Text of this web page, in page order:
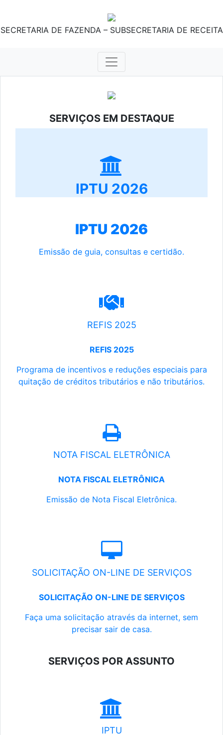
SECRETARIA DE FAZENDA – SUBSECRETARIA DE RECEITA
SERVIÇOS EM DESTAQUE
IPTU 2026
IPTU 2026
Emissão de guia, consultas e certidão.
REFIS 2025
REFIS 2025
Programa de incentivos e reduções especiais para
quitação de créditos tributários e não tributários.
NOTA FISCAL ELETRÔNICA
NOTA FISCAL ELETRÔNICA
Emissão de Nota Fiscal Eletrônica.
SOLICITAÇÃO ON-LINE DE SERVIÇOS
SOLICITAÇÃO ON-LINE DE SERVIÇOS
Faça uma solicitação através da internet, sem
precisar sair de casa.
SERVIÇOS POR ASSUNTO
IPTU